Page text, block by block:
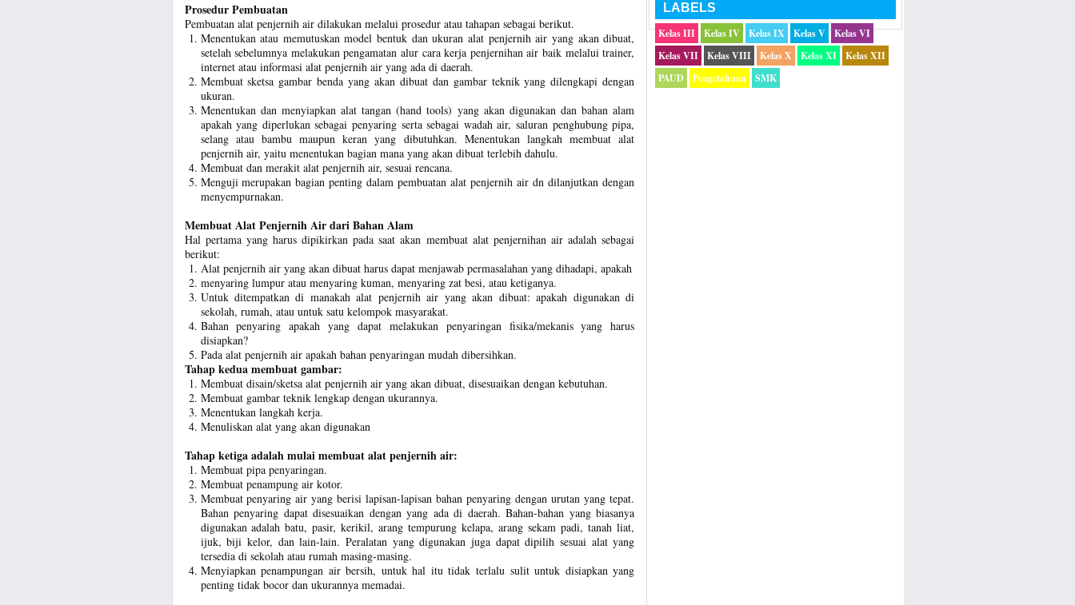
Prosedur Pembuatan
Pembuatan alat penjernih air dilakukan melalui prosedur atau tahapan sebagai berikut.
Menentukan atau memutuskan model bentuk dan ukuran alat penjernih air yang akan dibuat,
setelah sebelumnya melakukan pengamatan alur cara kerja penjernihan air baik melalui trainer,
internet atau informasi alat penjernih air yang ada di daerah.
Membuat sketsa gambar benda yang akan dibuat dan gambar teknik yang dilengkapi dengan
ukuran.
Menentukan dan menyiapkan alat tangan (hand tools) yang akan digunakan dan bahan alam
apakah yang diperlukan sebagai penyaring serta sebagai wadah air, saluran penghubung pipa,
selang atau bambu maupun keran yang dibutuhkan. Menentukan langkah membuat alat
penjernih air, yaitu menentukan bagian mana yang akan dibuat terlebih dahulu.
Membuat dan merakit alat penjernih air, sesuai rencana.
Menguji merupakan bagian penting dalam pembuatan alat penjernih air dn dilanjutkan dengan
menyempurnakan.
Membuat Alat Penjernih Air dari Bahan Alam
Hal pertama yang harus dipikirkan pada saat akan membuat alat penjernihan air adalah sebagai
berikut:
Alat penjernih air yang akan dibuat harus dapat menjawab permasalahan yang dihadapi, apakah
menyaring lumpur atau menyaring kuman, menyaring zat besi, atau ketiganya.
Untuk ditempatkan di manakah alat penjernih air yang akan dibuat: apakah digunakan di
sekolah, rumah, atau untuk satu kelompok masyarakat.
Bahan penyaring apakah yang dapat melakukan penyaringan fisika/mekanis yang harus
disiapkan?
Pada alat penjernih air apakah bahan penyaringan mudah dibersihkan.
Tahap kedua membuat gambar:
Membuat disain/sketsa alat penjernih air yang akan dibuat, disesuaikan dengan kebutuhan.
Membuat gambar teknik lengkap dengan ukurannya.
Menentukan langkah kerja.
Menuliskan alat yang akan digunakan
Tahap ketiga adalah mulai membuat alat penjernih air:
Membuat pipa penyaringan.
Membuat penampung air kotor.
Membuat penyaring air yang berisi lapisan-lapisan bahan penyaring dengan urutan yang tepat.
Bahan penyaring dapat disesuaikan dengan yang ada di daerah. Bahan-bahan yang biasanya
digunakan adalah batu, pasir, kerikil, arang tempurung kelapa, arang sekam padi, tanah liat,
ijuk, biji kelor, dan lain-lain. Peralatan yang digunakan juga dapat dipilih sesuai alat yang
tersedia di sekolah atau rumah masing-masing.
Menyiapkan penampungan air bersih, untuk hal itu tidak terlalu sulit untuk disiapkan yang
penting tidak bocor dan ukurannya memadai.
LABELS
Kelas III
Kelas IV Kelas IX Kelas V
Kelas VI
Kelas VII
Kelas VIII Kelas X Kelas XI
Kelas XII
PAUD
Pengetahuan SMK